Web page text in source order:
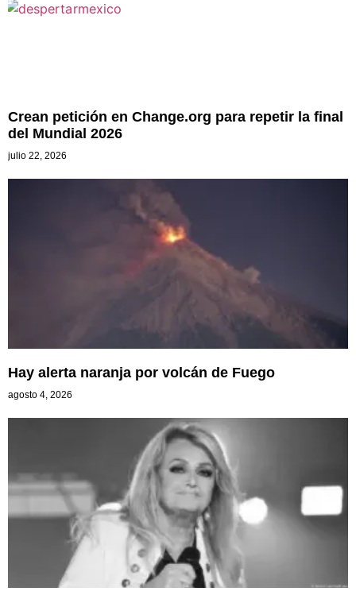
Crean petición en Change.org para repetir la final
del Mundial 2026
julio 22, 2026
Hay alerta naranja por volcán de Fuego
agosto 4, 2026